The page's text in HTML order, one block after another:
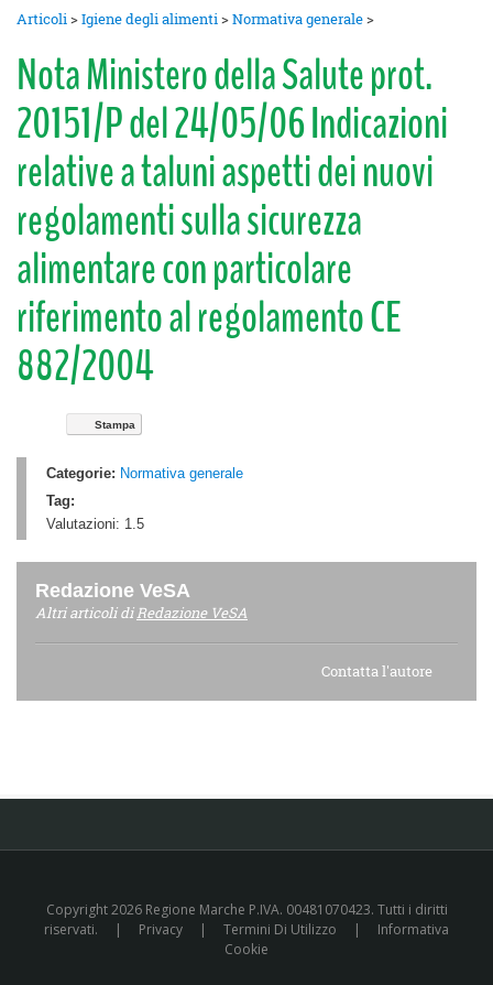
Articoli>Igiene degli alimenti>Normativa generale>
Nota Ministero della Salute prot.
20151/P del 24/05/06 Indicazioni
relative a taluni aspetti dei nuovi
regolamenti sulla sicurezza
alimentare con particolare
riferimento al regolamento CE
882/2004
Stampa
Categorie: Normativa generale
Tag:
Valutazioni: 1.5
Redazione VeSA
Altri articoli diRedazione VeSA
Contatta l'autore
Copyright 2026 Regione Marche P.IVA. 00481070423. Tutti i diritti
riservati.
| Privacy | Termini Di Utilizzo |
Informativa
Cookie